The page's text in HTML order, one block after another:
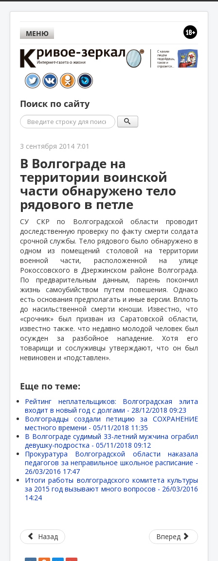
МЕНЮ
Поиск по сайту
Поиск
3 сентября 2014 7:01
В Волгограде на
территории воинской
части обнаружено тело
рядового в петле
СУ СКР по Волгоградской области проводит
доследственную проверку по факту смерти солдата
срочной службы. Тело рядового было обнаружено в
одном из помещений столовой на территории
военной части, расположенной на улице
Рокоссовского в Дзержинском районе Волгограда.
По предварительным данным, парень покончил
жизнь самоубийством путем повешения. Однако
есть основания предполагать и иные версии. Вплоть
до насильственной смерти юноши. Известно, что
«срочник» был призван из Саратовской области,
известно также. что недавно молодой человек был
осужден за разбойное нападение. Хотя его
товарищи и сослуживцы утверждают, что он был
невиновен и «подставлен».
Еще по теме:
Рейтинг неплательщиков: Волгоградская элита
входит в новый год с долгами - 28/12/2018 09:23
Волгоградцы создали петицию за СОХРАНЕНИЕ
местного времени - 05/11/2018 11:35
В Волгограде судимый 33-летний мужчина ограбил
девушку-подростка - 05/11/2018 09:12
Прокуратура Волгоградской области наказала
педагогов за неправильное школьное расписание -
26/03/2016 17:47
Итоги работы волгоградского комитета культуры
за 2015 год вызывают много вопросов - 26/03/2016
14:24
Назад Вперед